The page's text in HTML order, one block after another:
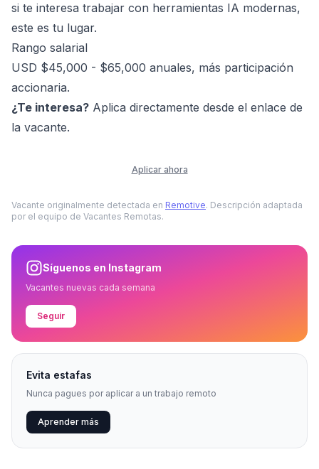
si te interesa trabajar con herramientas IA modernas,
este es tu lugar.
Rango salarial
USD $45,000 - $65,000 anuales, más participación
accionaria.
¿Te interesa? Aplica directamente desde el enlace de
la vacante.
Aplicar ahora
Vacante originalmente detectada en Remotive. Descripción adaptada
por el equipo de Vacantes Remotas.
Síguenos en Instagram
Vacantes nuevas cada semana
Seguir
Evita estafas
Nunca pagues por aplicar a un trabajo remoto
Aprender más